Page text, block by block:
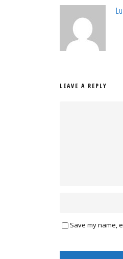
LEAVE A REPLY
Save my name,